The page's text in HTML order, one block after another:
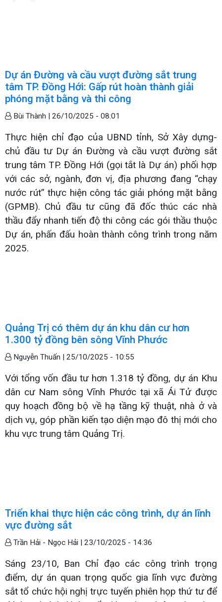
Dự án Đường và cầu vượt đường sắt trung
tâm TP. Đồng Hới: Gấp rút hoàn thành giải
phóng mặt bằng và thi công
Bùi Thành | 26/10/2025 - 08:01
Thực hiện chỉ đạo của UBND tỉnh, Sở Xây dựng-
chủ đầu tư Dự án Đường và cầu vượt đường sắt
trung tâm TP. Đồng Hới (gọi tắt là Dự án) phối hợp
với các sở, ngành, đơn vị, địa phương đang “chạy
nước rút” thực hiện công tác giải phóng mặt bằng
(GPMB). Chủ đầu tư cũng đã đốc thúc các nhà
thầu đẩy nhanh tiến độ thi công các gói thầu thuộc
Dự án, phấn đấu hoàn thành công trình trong năm
2025.
Quảng Trị có thêm dự án khu dân cư hơn
1.300 tỷ đồng bên sông Vĩnh Phước
Nguyễn Thuấn | 25/10/2025 - 10:55
Với tổng vốn đầu tư hơn 1.318 tỷ đồng, dự án Khu
dân cư Nam sông Vĩnh Phước tại xã Ái Tử được
quy hoạch đồng bộ về hạ tầng kỹ thuật, nhà ở và
dịch vụ, góp phần kiến tạo diện mạo đô thị mới cho
khu vực trung tâm Quảng Trị.
Triển khai thực hiện các công trình, dự án lĩnh
vực đường sắt
Trần Hải - Ngọc Hải | 23/10/2025 - 14:36
Sáng 23/10, Ban Chỉ đạo các công trình trọng
điểm, dự án quan trọng quốc gia lĩnh vực đường
sắt tổ chức hội nghị trực tuyến phiên họp thứ tư để